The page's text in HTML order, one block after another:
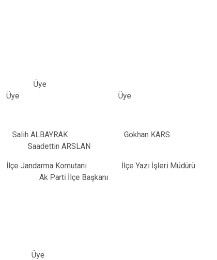
Üye
Üye Üye
Salih ALBAYRAK Gökhan KARS
Saadettin ARSLAN
İlçe Jandarma Komutanı İlçe Yazı İşleri Müdürü
Ak Parti İlçe Başkanı
Üye